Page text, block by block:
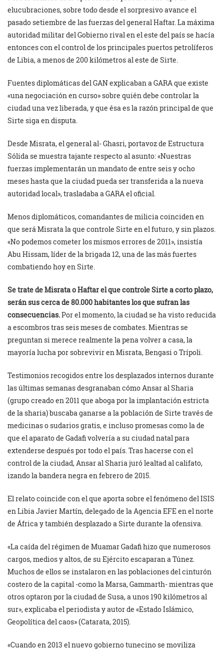
elucubraciones, sobre todo desde el sorpresivo avance el
pasado setiembre de las fuerzas del general Haftar. La máxima
autoridad militar del Gobierno rival en el este del país se hacía
entonces con el control de los principales puertos petrolíferos
de Libia, a menos de 200 kilómetros al este de Sirte.
Fuentes diplomáticas del GAN explicaban a GARA que existe
«una negociación en curso» sobre quién debe controlar la
ciudad una vez liberada, y que ésa es la razón principal de que
Sirte siga en disputa.
Desde Misrata, el general al- Ghasri, portavoz de Estructura
Sólida se muestra tajante respecto al asunto: «Nuestras
fuerzas implementarán un mandato de entre seis y ocho
meses hasta que la ciudad pueda ser transferida a la nueva
autoridad local», trasladaba a GARA el oficial.
Menos diplomáticos, comandantes de milicia coinciden en
que será Misrata la que controle Sirte en el futuro, y sin plazos.
«No podemos cometer los mismos errores de 2011», insistía
Abu Hissam, líder de la brigada 12, una de las más fuertes
combatiendo hoy en Sirte.
Se trate de Misrata o Haftar el que controle Sirte a corto plazo,
serán sus cerca de 80.000 habitantes los que sufran las
consecuencias.Por el momento, la ciudad se ha visto reducida
a escombros tras seis meses de combates. Mientras se
preguntan si merece realmente la pena volver a casa, la
mayoría lucha por sobrevivir en Misrata, Bengasi o Trípoli.
Testimonios recogidos entre los desplazados internos durante
las últimas semanas desgranaban cómo Ansar al Sharia
(grupo creado en 2011 que aboga por la implantación estricta
de la sharia) buscaba ganarse a la población de Sirte través de
medicinas o sudarios gratis, e incluso promesas como la de
que el aparato de Gadafi volvería a su ciudad natal para
extenderse después por todo el país. Tras hacerse con el
control de la ciudad, Ansar al Sharia juró lealtad al califato,
izando la bandera negra en febrero de 2015.
El relato coincide con el que aporta sobre el fenómeno del ISIS
en Libia Javier Martín, delegado de la Agencia EFE en el norte
de África y también desplazado a Sirte durante la ofensiva.
«La caída del régimen de Muamar Gadafi hizo que numerosos
cargos, medios y altos, de su Ejército escaparan a Túnez.
Muchos de ellos se instalaron en las poblaciones del cinturón
costero de la capital -como la Marsa, Gammarth- mientras que
otros optaron por la ciudad de Susa, a unos 190 kilómetros al
sur», explicaba el periodista y autor de «Estado Islámico,
Geopolítica del caos» (Catarata, 2015).
«Cuando en 2013 el nuevo gobierno tunecino se moviliza